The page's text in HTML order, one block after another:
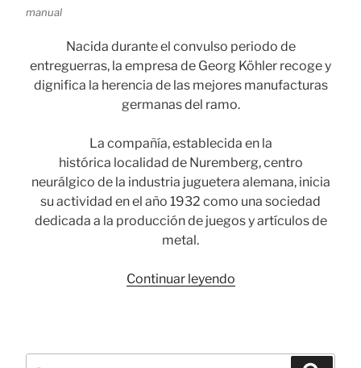
manual
Nacida durante el convulso periodo de
entreguerras, la empresa de Georg Köhler recoge y
dignifica la herencia de las mejores manufacturas
germanas del ramo.
La compañía, establecida en la
histórica localidad de Nuremberg, centro
neurálgico de la industria juguetera alemana, inicia
su actividad en el año 1932 como una sociedad
dedicada a la producción de juegos y artículos de
metal.
Continuar leyendo«Los
alemán